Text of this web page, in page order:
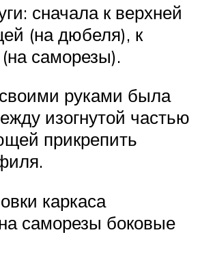
сначала к верхней
(на дюбеля), к
(на саморезы).
руками была
изогнутой частью
прикрепить
каркаса
саморезы боковые